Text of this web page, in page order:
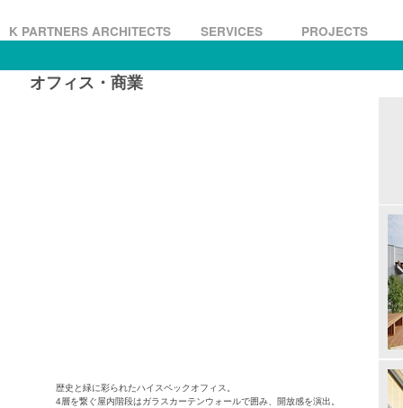
K PARTNERS ARCHITECTS SERVICES PROJECTS
歴史と緑に彩られたハイスペックオフィス。
4層を繋ぐ屋内階段はガラスカーテンウォールで囲み、開放感を演出。
オフィス・商業